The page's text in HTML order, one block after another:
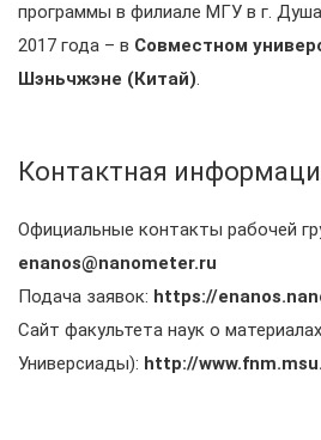
программы в филиале МГУ в г.
2017 года – в Совместном
Шэньчжэне (Китай).
Контактная
Официальные контакты рабочей
enanos@nanometer.ru
Подача заявок: https://
Сайт факультета наук о
Универсиады): http://